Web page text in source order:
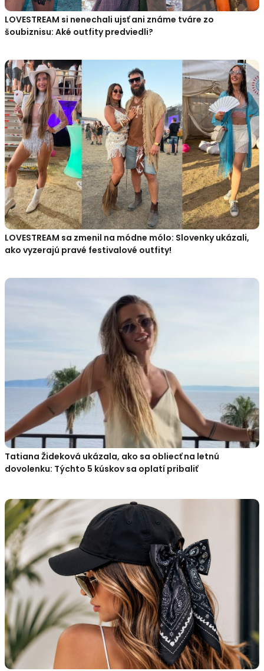
LOVESTREAM si nenechali ujsť ani známe tváre zo
šoubiznisu: Aké outfity predviedli?
LOVESTREAM sa zmenil na módne mólo: Slovenky ukázali,
ako vyzerajú pravé festivalové outfity!
Tatiana Žideková ukázala, ako sa obliecť na letnú
dovolenku: Týchto 5 kúskov sa oplatí pribaliť